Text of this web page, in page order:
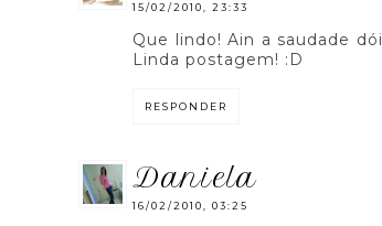
15/02/2010, 23:33
Que lindo! Ain a saudade
Linda postagem! :D
RESPONDER
daniela
16/02/2010, 03:25